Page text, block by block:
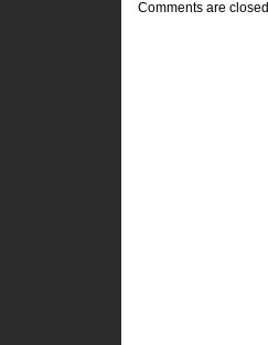
Comments are closed.